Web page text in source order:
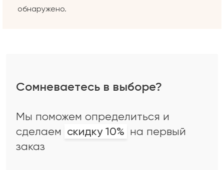
обнаружено.
Сомневаетесь в выборе?
Мы поможем определиться и
сделаем скидку 10% на первый
заказ